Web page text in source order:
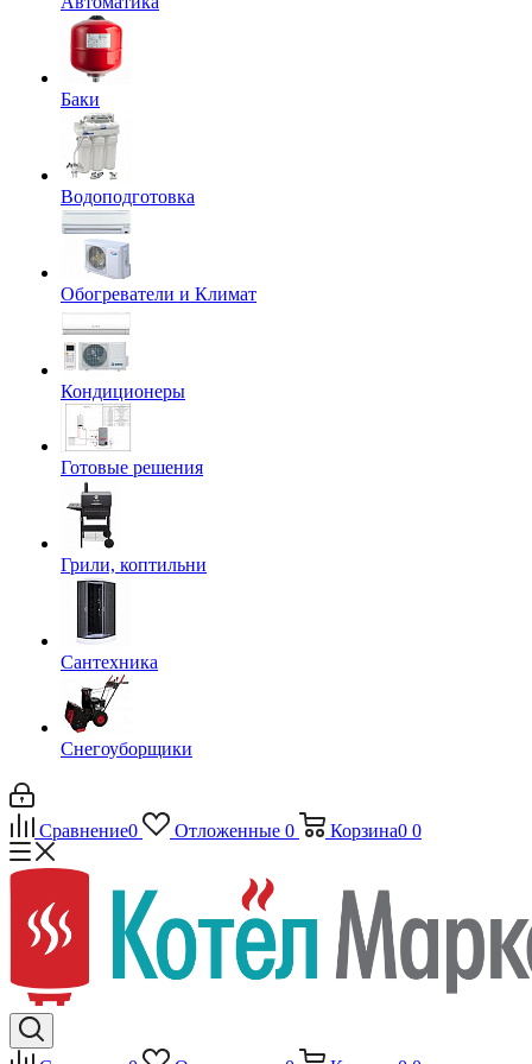
Баки
Водоподготовка
Обогреватели и Климат
Кондиционеры
Готовые решения
Грили, коптильни
Сантехника
Снегоуборщики
Сравнение0 Отложенные 0 Корзина0 0